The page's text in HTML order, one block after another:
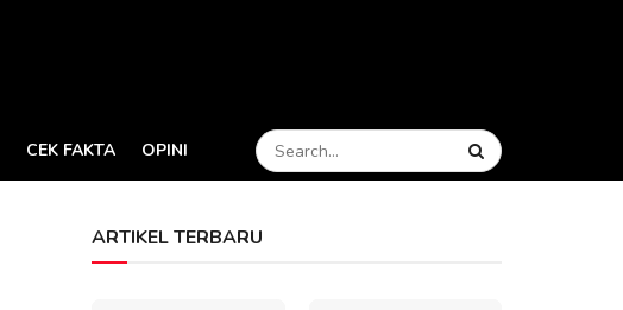
CEK FAKTA OPINI
ARTIKEL TERBARU